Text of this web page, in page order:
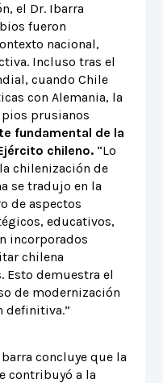
el Dr. Ibarra
fueron
nacional,
Incluso tras el
cuando Chile
con Alemania, la
prusianos
fundamental de la
chileno.“Lo
chilenización de
se tradujo en la
de aspectos
educativos,
incorporados
chilena
demuestra el
de modernización
definitiva.”
concluye que la
contribuyó a la